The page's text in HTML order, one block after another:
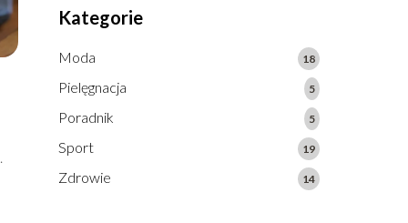
Kategorie
Moda 18
Pielęgnacja 5
Poradnik 5
Sport 19
Zdrowie 14